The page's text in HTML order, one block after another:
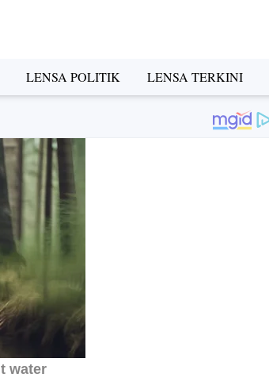
LENSA POLITIK LENSA TERKINI